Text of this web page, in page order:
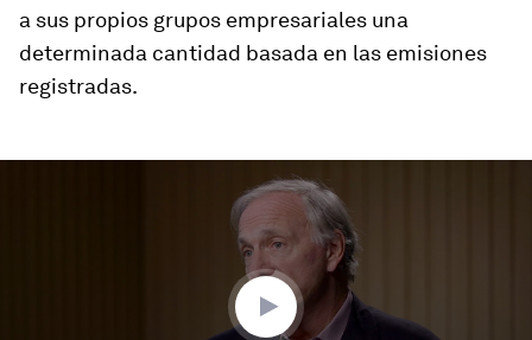
a sus propios grupos empresariales una
determinada cantidad basada en las emisiones
registradas.